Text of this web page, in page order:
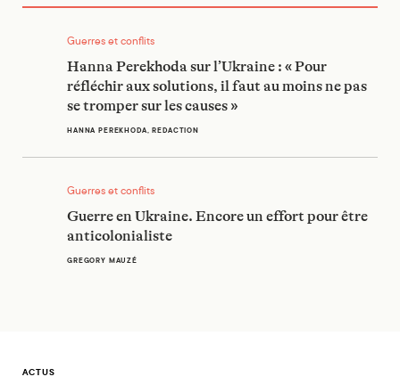
Guerres et conflits
Hanna Perekhoda sur l’Ukraine : « Pour
réfléchir aux solutions, il faut au moins ne pas
se tromper sur les causes »
HANNA PEREKHODA, REDACTION
Guerres et conflits
Guerre en Ukraine. Encore un effort pour être
anticolonialiste
GREGORY MAUZÉ
ACTUS